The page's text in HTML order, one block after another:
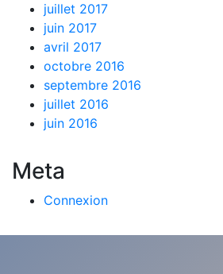
juillet 2017
juin 2017
avril 2017
octobre 2016
septembre 2016
juillet 2016
juin 2016
Meta
Connexion